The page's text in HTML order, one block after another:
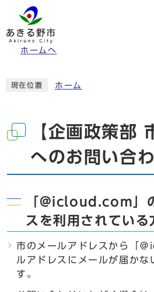
ホームへ
現在位置 ホーム
【企画政策部
へのお問い合
「@icloud.com」
スを利用されている
市のメールアドレスから「
ルアドレスにメールが届かな
す。